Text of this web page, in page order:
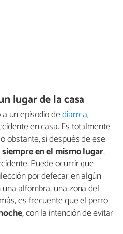
lugar de la casa
un episodio dediarrea,
en casa. Es totalmente
obstante, si después de ese
siempre en el mismo lugar,
Puede ocurrir que
por defecar en algún
alfombra, una zona del
es frecuente que el perro
, con la intención de evitar